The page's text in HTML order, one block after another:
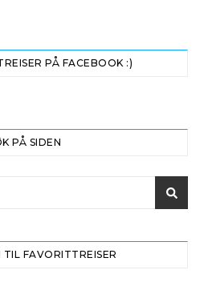
PÅ FACEBOOK :)
PÅ SIDEN
TIL FAVORITTREISER